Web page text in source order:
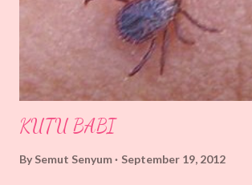
KUTU BABI
By Semut Senyum September 19, 2012